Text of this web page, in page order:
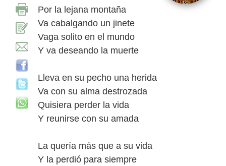
Por la lejana montaña
Va cabalgando un jinete
Vaga solito en el mundo
Y va deseando la muerte
Lleva en su pecho una herida
Va con su alma destrozada
Quisiera perder la vida
Y reunirse con su amada
La quería más que a su vida
Y la perdió para siempre